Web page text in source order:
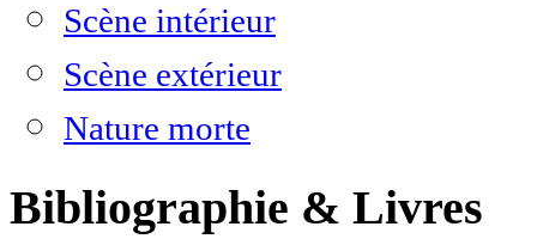
Scène intérieur
Scène extérieur
Nature morte
Bibliographie & Livres